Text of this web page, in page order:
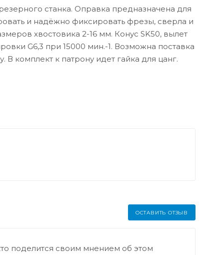
станка. Оправка предназначена для
и надёжно фиксировать фрезы, сверла и
хвостовика 2-16 мм. Конус SK50, вылет
G6,3 при 15000 мин.-1. Возможна поставка
комплект к патрону идет гайка для цанг.
ОСТАВИТЬ ОТЗЫВ
поделится своим мнением об этом